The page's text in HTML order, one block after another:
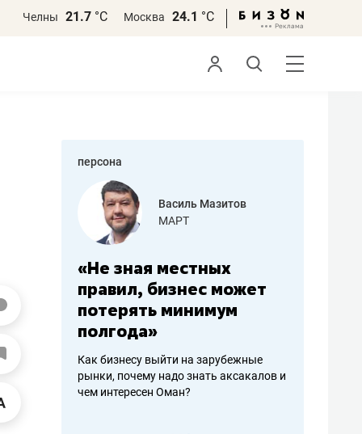
Челны 21.7 °С Москва 24.1 °С
персона
Василь Мазитов
МАРТ
«Не зная местных
правил, бизнес может
потерять минимум
полгода»
Как бизнесу выйти на зарубежные
рынки, почему надо знать аксакалов и
чем интересен Оман?